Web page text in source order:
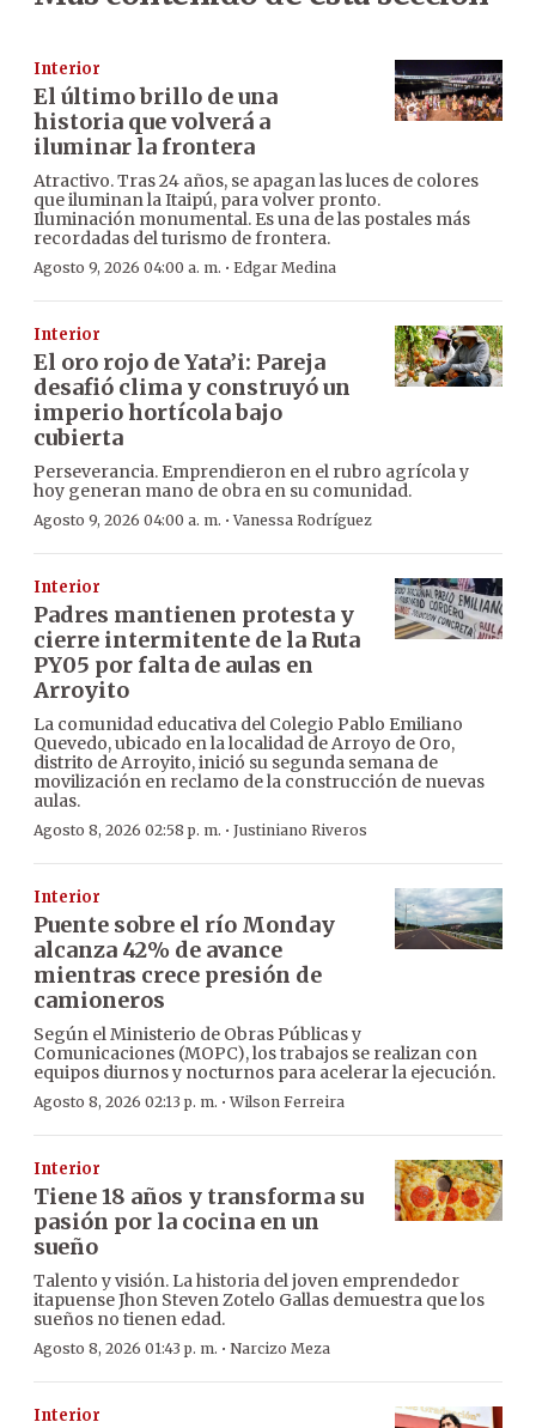
Interior
El último brillo de una
historia que volverá a
iluminar la frontera
Atractivo. Tras 24 años, se apagan las luces de colores
que iluminan la Itaipú, para volver pronto.
Iluminación monumental. Es una de las postales más
recordadas del turismo de frontera.
Agosto 9, 2026 04:00 a. m. · Edgar Medina
Interior
El oro rojo de Yata’i: Pareja
desafió clima y construyó un
imperio hortícola bajo
cubierta
Perseverancia. Emprendieron en el rubro agrícola y
hoy generan mano de obra en su comunidad.
Agosto 9, 2026 04:00 a. m. ·Vanessa Rodríguez
Interior
Padres mantienen protesta y
cierre intermitente de la Ruta
PY05 por falta de aulas en
Arroyito
La comunidad educativa del Colegio Pablo Emiliano
Quevedo, ubicado en la localidad de Arroyo de Oro,
distrito de Arroyito, inició su segunda semana de
movilización en reclamo de la construcción de nuevas
aulas.
Agosto 8, 2026 02:58 p. m. · Justiniano Riveros
Interior
Puente sobre el río Monday
alcanza 42% de avance
mientras crece presión de
camioneros
Según el Ministerio de Obras Públicas y
Comunicaciones (MOPC), los trabajos se realizan con
equipos diurnos y nocturnos para acelerar la ejecución.
Agosto 8, 2026 02:13 p. m. ·Wilson Ferreira
Interior
Tiene 18 años y transforma su
pasión por la cocina en un
sueño
Talento y visión. La historia del joven emprendedor
itapuense Jhon Steven Zotelo Gallas demuestra que los
sueños no tienen edad.
Agosto 8, 2026 01:43 p. m. · Narcizo Meza
Interior